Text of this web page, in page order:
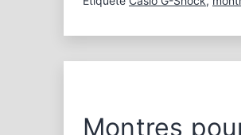
G-
Montres